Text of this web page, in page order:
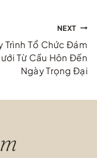
NEXT
Trình Tổ Chức Đám
Từ Cầu Hôn Đến
Ngày Trọng Đại